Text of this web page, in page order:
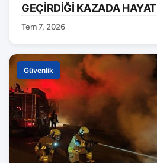
GEÇİRDİĞİ KAZADA
Tem 7, 2026
Güvenlik